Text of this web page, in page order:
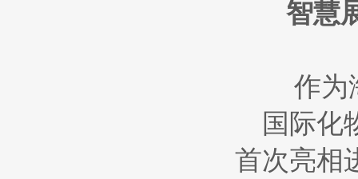
智慧
作为
国际化
首次亮相